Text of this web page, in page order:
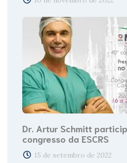
Dr. Artur Schmitt
congresso da ESCRS
15 de setembro de 2022